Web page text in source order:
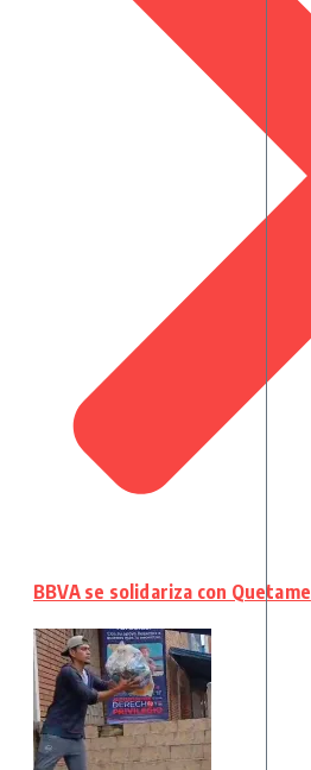
BBVA se solidariza con Quetame